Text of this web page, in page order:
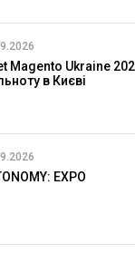
Magento Ukraine
в Києві
EXPO